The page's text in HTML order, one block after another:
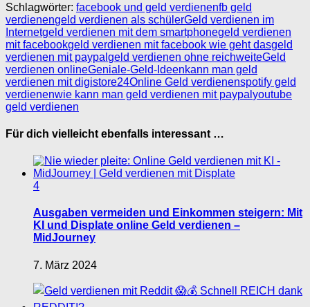
Schlagwörter: facebook und geld verdienenfb geld
verdienengeld verdienen als schülerGeld verdienen im
Internetgeld verdienen mit dem smartphonegeld verdienen
mit facebookgeld verdienen mit facebook wie geht dasgeld
verdienen mit paypal geld verdienen ohne reichweiteGeld
verdienen onlineGeniale-Geld-Ideenkann man geld
verdienen mit digistore24Online Geld verdienenspotify geld
verdienenwie kann man geld verdienen mit paypal youtube
geld verdienen
Für dich vielleicht ebenfalls interessant …
4
Ausgaben vermeiden und Einkommen steigern: Mit
KI und Displate online Geld verdienen –
MidJourney
7. März 2024